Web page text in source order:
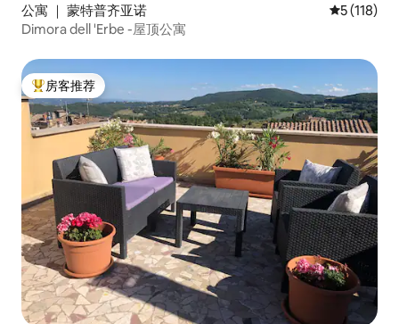
公寓 ｜ 蒙特普齐亚诺 平均评分 5
5 (118)
Dimora dell 'Erbe -屋顶公寓
热门「房客推荐」
房客推荐